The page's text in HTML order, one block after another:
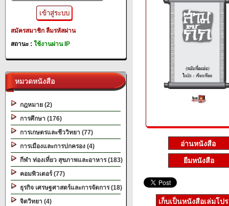
สมัครสมาชิก ลืมรหัสผ่าน
สถานะ : ใช้งานผ่าน IP
หมวดหนังสือ
กฎหมาย (2)
การศึกษา (176)
การเกษตรและชีววิทยา (77)
การเมืองและการปกครอง (4)
กีฬา ท่องเที่ยว สุขภาพและอาหาร (183)
คอมพิวเตอร์ (77)
ธุรกิจ เศรษฐศาสตร์และการจัดการ (18)
จิตวิทยา (4)
ยืมหนังสือ
เก็บเป็นหนังสือเล่มโป